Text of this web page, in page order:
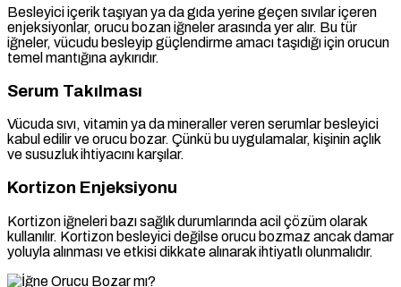
Besleyici içerik taşıyan ya da gıda yerine geçen sıvılar içeren
enjeksiyonlar, orucu bozan iğneler arasında yer alır. Bu tür
iğneler, vücudu besleyip güçlendirme amacı taşıdığı için orucun
temel mantığına aykırıdır.
Serum Takılması
Vücuda sıvı, vitamin ya da mineraller veren serumlar besleyici
kabul edilir ve orucu bozar. Çünkü bu uygulamalar, kişinin açlık
ve susuzluk ihtiyacını karşılar.
Kortizon Enjeksiyonu
Kortizon iğneleri bazı sağlık durumlarında acil çözüm olarak
kullanılır. Kortizon besleyici değilse orucu bozmaz ancak damar
yoluyla alınması ve etkisi dikkate alınarak ihtiyatlı olunmalıdır.